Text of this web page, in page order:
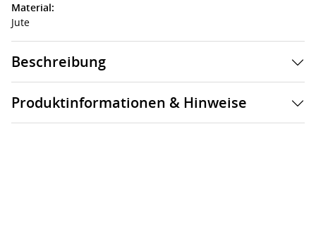
Material:
Jute
Beschreibung
Produktinformationen & Hinweise